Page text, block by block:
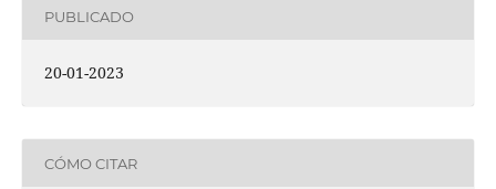
PUBLICADO
20-01-2023
CÓMO CITAR